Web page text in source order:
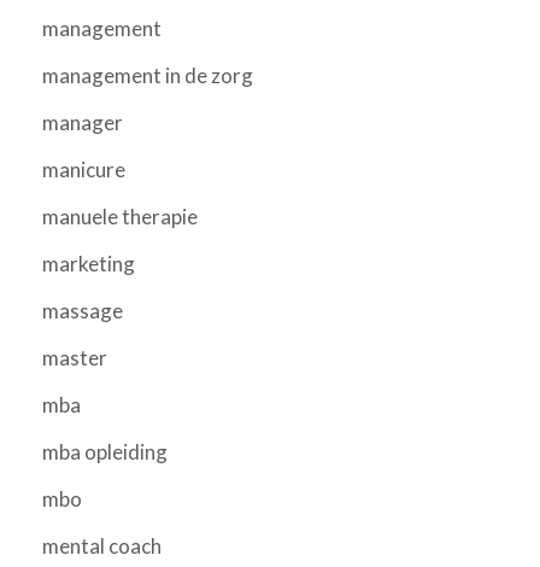
management
management in de zorg
manager
manicure
manuele therapie
marketing
massage
master
mba
mba opleiding
mbo
mental coach